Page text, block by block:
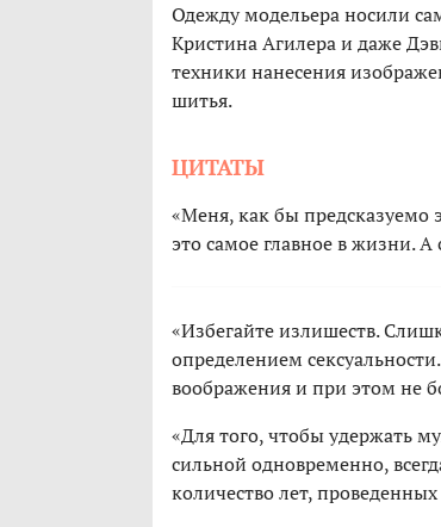
Одежду модельера носили
Кристина Агилера и даже
техники нанесения
шитья.
ЦИТАТЫ
«Меня, как бы
это самое главное в жизни.
«Избегайте излишеств.
определением
воображения и при этом не
«Для того, чтобы удержать
сильной одновременно,
количество лет, проведенных